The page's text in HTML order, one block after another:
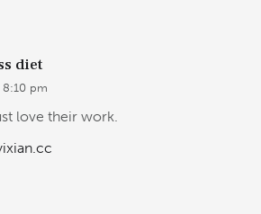
diet
8:10 pm
love their work.